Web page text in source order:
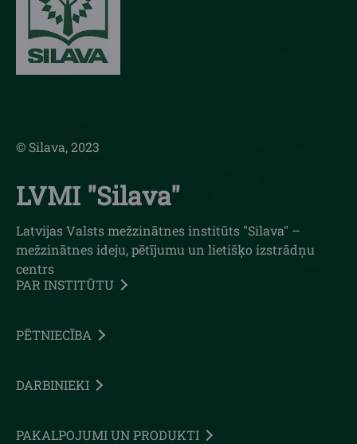
© Silava, 2023
LVMI "Silava"
Latvijas Valsts mežzinātnes institūts "Silava" –
mežzinātnes ideju, pētījumu un lietišķo izstrādņu
centrs
PAR INSTITŪTU
PĒTNIECĪBA
DARBINIEKI
PAKALPOJUMI UN PRODUKTI